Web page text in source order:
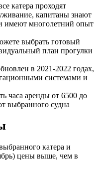
катера проходят
капитаны знают
имеют многолетний опыт
выбрать готовый
план прогулки
в 2021-2022 годах,
системами и
часа аренды от 6500 до
выбранного судна
катера и
цены выше, чем в